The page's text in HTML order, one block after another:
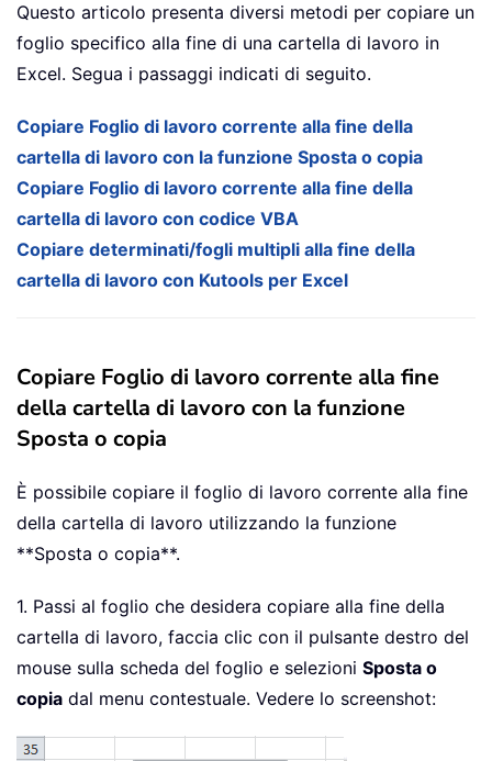
Questo articolo presenta diversi metodi per copiare un
foglio specifico alla fine di una cartella di lavoro in
Excel. Segua i passaggi indicati di seguito.
Copiare Foglio di lavoro corrente alla fine della
cartella di lavoro con la funzione Sposta o copia
Copiare Foglio di lavoro corrente alla fine della
cartella di lavoro con codice VBA
Copiare determinati/fogli multipli alla fine della
cartella di lavoro con Kutools per Excel
Copiare Foglio di lavoro corrente alla fine
della cartella di lavoro con la funzione
Sposta o copia
È possibile copiare il foglio di lavoro corrente alla fine
della cartella di lavoro utilizzando la funzione
**Sposta o copia**.
1. Passi al foglio che desidera copiare alla fine della
cartella di lavoro, faccia clic con il pulsante destro del
mouse sulla scheda del foglio e selezioni Sposta o
copia dal menu contestuale. Vedere lo screenshot: